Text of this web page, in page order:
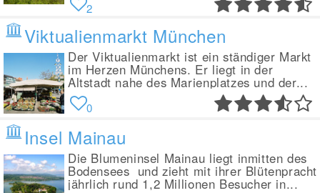
2
Viktualienmarkt München
Der Viktualienmarkt ist ein ständiger Markt
im Herzen Münchens. Er liegt in der
Altstadt nahe des Marienplatzes und der...
0
Insel Mainau
Die Blumeninsel Mainau liegt inmitten des
Bodensees und zieht mit ihrer Blütenpracht
jährlich rund 1,2 Millionen Besucher in...